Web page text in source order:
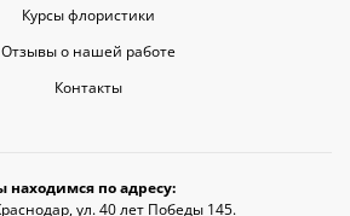
Курсы флористики
Отзывы о нашей работе
Контакты
находимся по адресу:
ул. 40 лет Победы 145.